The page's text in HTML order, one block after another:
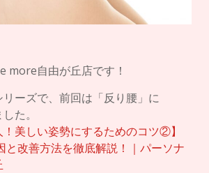
more自由が丘店です！
ーズで、前回は「反り腰」に
た。
！美しい姿勢にするためのコツ②】
と改善方法を徹底解説！｜パーソナ